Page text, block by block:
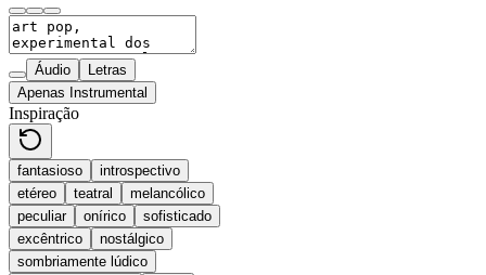
Áudio
Letras
Apenas Instrumental
Inspiração
fantasioso
introspectivo
etéreo
teatral
melancólico
peculiar
onírico
sofisticado
excêntrico
nostálgico
sombriamente lúdico